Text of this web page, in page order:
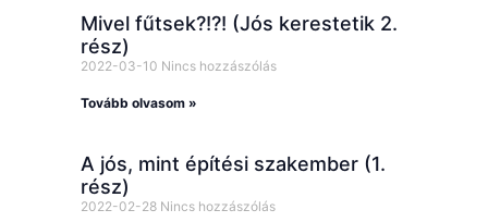
Mivel fűtsek?!?! (Jós kerestetik 2.
rész)
2022-03-10 Nincs hozzászólás
Tovább olvasom »
A jós, mint építési szakember (1.
rész)
2022-02-28 Nincs hozzászólás